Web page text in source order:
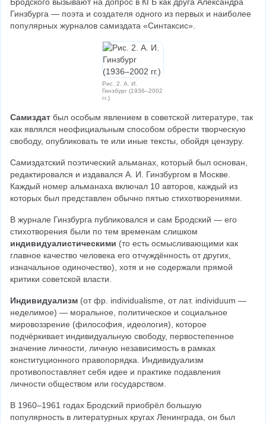
Гинзбурга — поэта и создателя одного из первых и наиболее
популярных журналов самиздата «Синтаксис».
Рис. 2. А. И.
Гинзбург (1936–2002
гг.)
Самиздат был особым явлением в советской литературе, так
как являлся неофициальным способом обрести творческую
свободу, опубликовать те или иные тексты, обойдя цензуру.
Самиздатский поэтический альманах, который был основан,
редактировался и издавался А. И. Гинзбургом в Москве.
Каждый номер альманаха включал 10 авторов, каждый из
которых был представлен обычно пятью стихотворениями.
В журнале Гинзбурга публиковался и сам Бродский — его
стихотворения были по тем временам слишком
индивидуалистическими (то есть осмысливающими как
главное качество человека его отчуждённость от других,
изначальное одиночество), хотя и не содержали прямой
критики советской власти.
Индивидуализм (от фр. individualisme, от лат. individuum —
неделимое) — моральное, политическое и социальное
мировоззрение (философия, идеология), которое
подчёркивает индивидуальную свободу, первостепенное
значение личности, личную независимость в рамках
конституционного правопорядка. Индивидуализм
противопоставляет себя идее и практике подавления
личности обществом или государством.
В 1960–1961 годах Бродский приобрёл большую
популярность в литературных кругах Ленинграда, он был